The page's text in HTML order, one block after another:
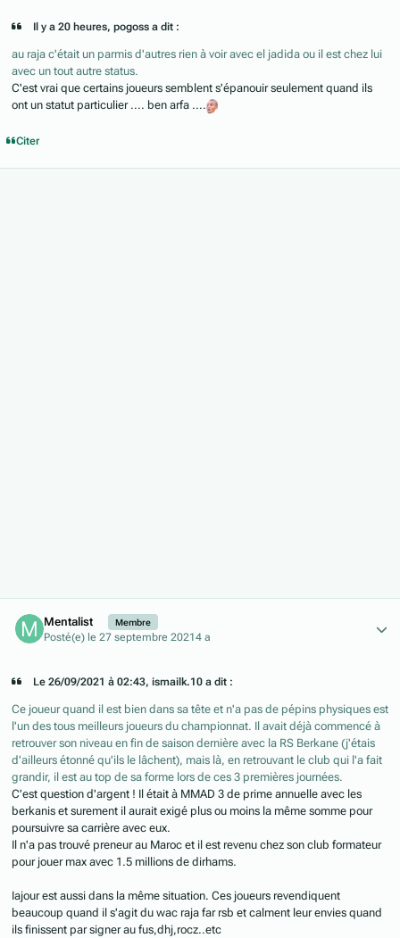
Il y a 20 heures, pogoss a dit :
au raja c'était un parmis d'autres rien à voir avec el jadida ou il est chez lui
avec un tout autre status.
C'est vrai que certains joueurs semblent s'épanouir seulement quand ils
ont un statut particulier .... ben arfa ....
Citer
Mentalist Membre
Posté(e) le 27 septembre 20214 a
Le 26/09/2021 à 02:43, ismailk.10 a dit :
Ce joueur quand il est bien dans sa tête et n'a pas de pépins physiques est
l'un des tous meilleurs joueurs du championnat. Il avait déjà commencé à
retrouver son niveau en fin de saison dernière avec la RS Berkane (j'étais
d'ailleurs étonné qu'ils le lâchent), mais là, en retrouvant le club qui l'a fait
grandir, il est au top de sa forme lors de ces 3 premières journées.
C'est question d'argent ! Il était à MMAD 3 de prime annuelle avec les
berkanis et surement il aurait exigé plus ou moins la même somme pour
poursuivre sa carrière avec eux.
Il n'a pas trouvé preneur au Maroc et il est revenu chez son club formateur
pour jouer max avec 1.5 millions de dirhams.
Iajour est aussi dans la même situation. Ces joueurs revendiquent
beaucoup quand il s'agit du wac raja far rsb et calment leur envies quand
ils finissent par signer au fus,dhj,rocz..etc